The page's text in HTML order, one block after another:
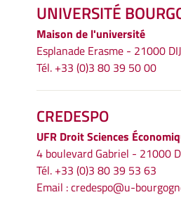
UNIVERSITÉ
Maison de l'université
Esplanade Erasme - 21000
Tél. +33 (0)3 80 39 50 00
CREDESPO
UFR Droit Sciences
4 boulevard Gabriel - 21000
Tél. +33 (0)3 80 39 53 63
Email :credespo@u-